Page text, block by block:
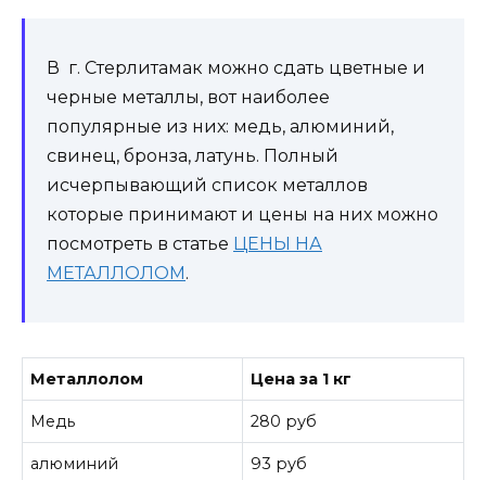
В г. Стерлитамак можно сдать цветные и
черные металлы, вот наиболее
популярные из них: медь, алюминий,
свинец, бронза, латунь. Полный
исчерпывающий список металлов
которые принимают и цены на них можно
посмотреть в статье ЦЕНЫ НА
МЕТАЛЛОЛОМ.
Металлолом Цена за 1 кг
Медь 280 руб
алюминий 93 руб